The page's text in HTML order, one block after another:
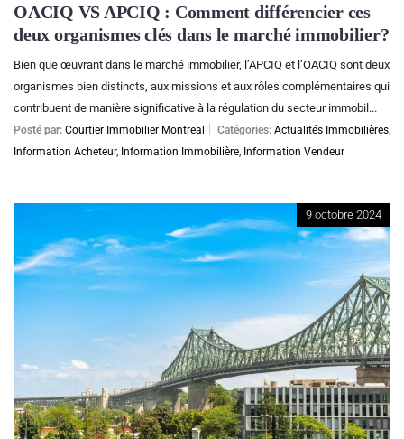
OACIQ VS APCIQ : Comment différencier ces
deux organismes clés dans le marché immobilier?
Bien que œuvrant dans le marché immobilier, l’APCIQ et l’OACIQ sont deux
organismes bien distincts, aux missions et aux rôles complémentaires qui
contribuent de manière significative à la régulation du secteur immobil...
Posté par: Courtier Immobilier Montreal Catégories: Actualités Immobilières
Information Acheteur, Information Immobilière Information Vendeur
9 octobre 2024